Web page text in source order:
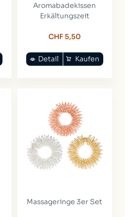
Aromabadekissen
Erkältungszeit
CHF 5,50
Kaufen
Detail
Massageringe 3er Set